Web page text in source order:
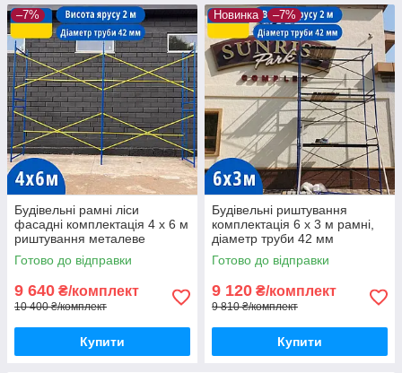
–7%
Будівельні рамні ліси
фасадні комплектація 4 х 6 м
риштування металеве
Готово до відправки
9 640 ₴/комплект
10 400 ₴/комплект
Купити
Новинка –7%
Будівельні риштування
комплектація 6 х 3 м рамні,
діаметр труби 42 мм
Готово до відправки
9 120 ₴/комплект
9 810 ₴/комплект
Купити